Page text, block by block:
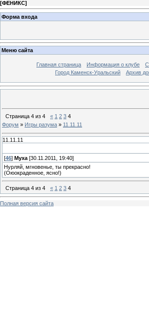
[ФЕНИКС]
Форма входа
Меню сайта
Главная страница Информация о клубе
Город Каменск-Уральский
Архив
Страница 4 из 4 « 1 2 3 4
Форум » Игры разума » 11.11.11
11.11.11
[46] Муха [30.11.2011, 19:40]
Нурляй, мгновенье, ты прекрасно!
(Оюокраденное, ясно!)
Страница 4 из 4 « 1 2 3 4
Полная версия сайта